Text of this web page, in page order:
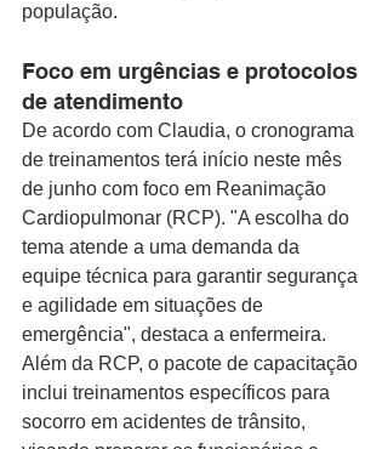
população.
Foco em urgências e protocolos
de atendimento
De acordo com Claudia, o cronograma
de treinamentos terá início neste mês
de junho com foco em Reanimação
Cardiopulmonar (RCP). "A escolha do
tema atende a uma demanda da
equipe técnica para garantir segurança
e agilidade em situações de
emergência", destaca a enfermeira.
Além da RCP, o pacote de capacitação
inclui treinamentos específicos para
socorro em acidentes de trânsito,